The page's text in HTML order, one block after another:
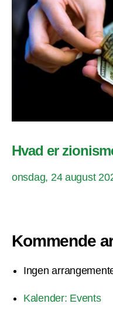
Hvad er
onsdag, 24 august
Kommende
Ingen
Kalender: Events